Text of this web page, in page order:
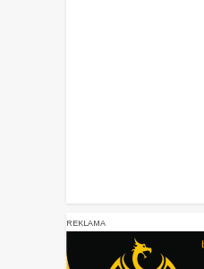
REKLAMA